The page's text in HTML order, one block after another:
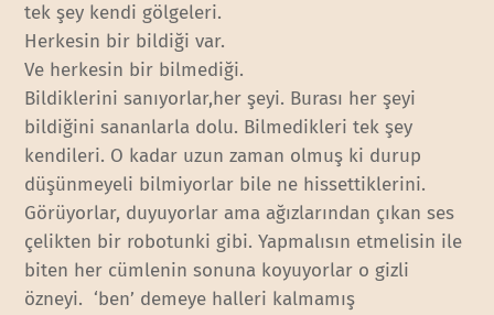
tek şey kendi gölgeleri.
Herkesin bir bildiği var.
Ve herkesin bir bilmediği.
Bildiklerini sanıyorlar,her şeyi. Burası her şeyi
bildiğini sananlarla dolu. Bilmedikleri tek şey
kendileri. O kadar uzun zaman olmuş ki durup
düşünmeyeli bilmiyorlar bile ne hissettiklerini.
Görüyorlar, duyuyorlar ama ağızlarından çıkan ses
çelikten bir robotunki gibi. Yapmalısın etmelisin ile
biten her cümlenin sonuna koyuyorlar o gizli
özneyi. ‘ben’ demeye halleri kalmamış